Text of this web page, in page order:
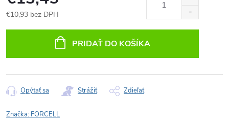
€10,93 bez DPH
PRIDAŤ DO KOŠÍKA
Opýtať sa Strážiť Zdieľať
Značka: FORCELL